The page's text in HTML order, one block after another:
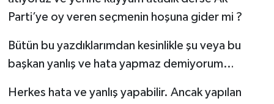
Parti’ye oy veren seçmenin hoşuna gider mi ?
Bütün bu yazdıklarımdan kesinlikle şu veya bu
başkan yanlış ve hata yapmaz demiyorum…
Herkes hata ve yanlış yapabilir. Ancak yapılan